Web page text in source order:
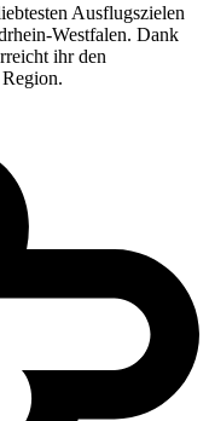
Ausflugszielen
Westfalen. Dank
ihr den